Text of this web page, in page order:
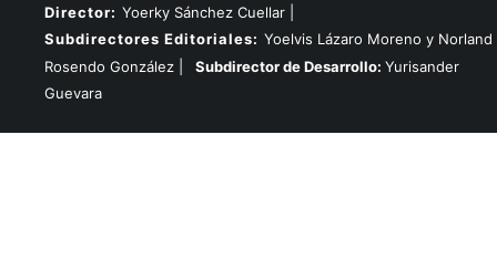
Director: Yoerky Sánchez Cuellar |
Subdirectores Editoriales: Yoelvis Lázaro Moreno y Norland
Rosendo González |
Subdirector de Desarrollo: Yurisander
Guevara